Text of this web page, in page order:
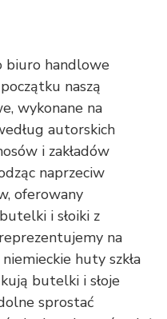
biuro handlowe
naszą
wykonane na
autorskich
i zakładów
naprzeciw
oferowany
i słoiki z
na
huty szkła
butelki i słoje
sprostać